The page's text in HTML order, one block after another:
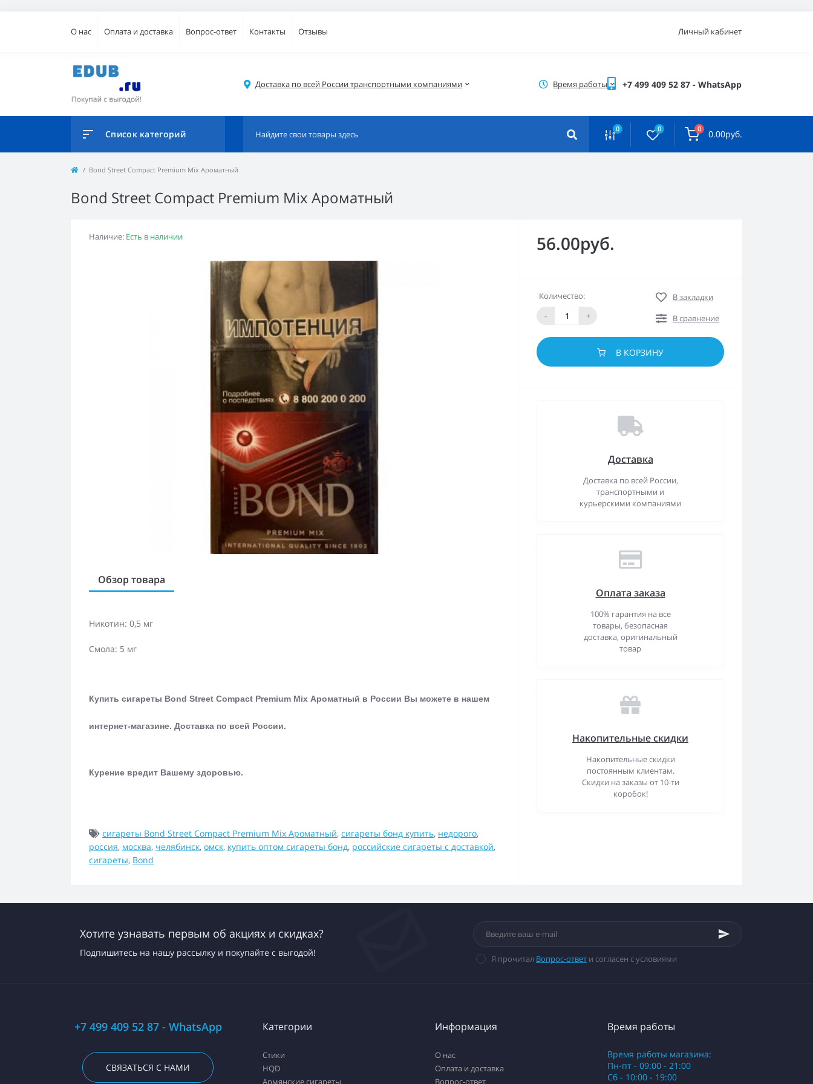
О нас Оплата и доставка Вопрос-ответ Контакты Отзывы Личный кабинет
Доставка по всей России транспортными компаниями Время работы +7 499 409 52 87 - WhatsApp
Список категорий 0 0 0 0.00руб.
Bond Street Compact Premium Mix Ароматный
Bond Street Compact Premium Mix Ароматный
Наличие: Есть в наличии
Обзор товара
Никотин: 0,5 мг
Смола: 5 мг
Купить сигареты Bond Street Compact Premium Mix Ароматный в России Вы можете в нашем
интернет-магазине. Доставка по всей России.
Курение вредит Вашему здоровью.
сигареты Bond Street Compact Premium Mix Ароматный, сигареты бонд купить, недорого,
россия, москва, челябинск, омск, купить оптом сигареты бонд, российские сигареты с доставкой,
сигареты, Bond
56.00руб.
Количество:
-
+
В закладки
В сравнение
В КОРЗИНУ
Доставка
Доставка по всей России,
транспортными и
курьерскими компаниями
Оплата заказа
100% гарантия на все
товары, безопасная
доставка, оригинальный
товар
Накопительные скидки
Накопительные скидки
постоянным клиентам.
Скидки на заказы от 10-ти
коробок!
Хотите узнавать первым об акциях и скидках?
Подпишитесь на нашу рассылку и покупайте с выгодой!
Я прочитал Вопрос-ответ и согласен с условиями
+7 499 409 52 87 - WhatsApp
СВЯЗАТЬСЯ С НАМИ
Категории
Стики
HQD
Армянские сигареты
Информация
О нас
Оплата и доставка
Вопрос-ответ
Время работы
Время работы магазина:
Пн-пт - 09:00 - 21:00
Сб - 10:00 - 19:00